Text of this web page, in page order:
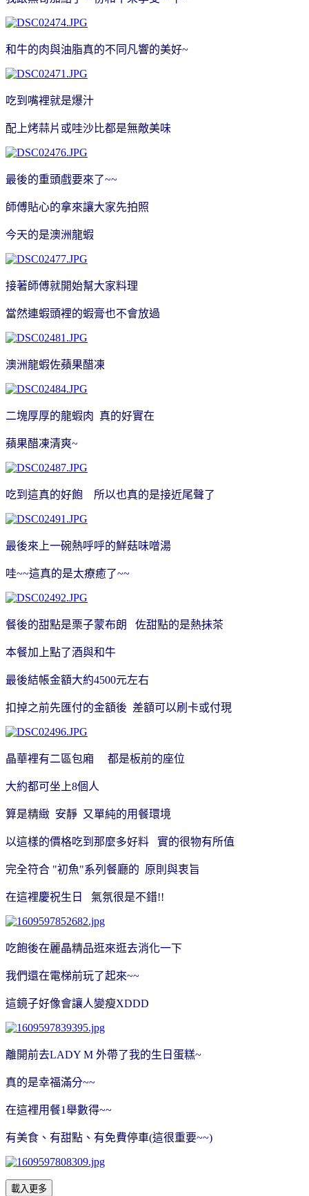
和牛的肉與油脂真的不同凡響的美好~
吃到嘴裡就是爆汁
配上烤蒜片或哇沙比都是無敵美味
最後的重頭戲要來了~~
師傅貼心的拿來讓大家先拍照
今天的是澳洲龍蝦
接著師傅就開始幫大家料理
當然連蝦頭裡的蝦膏也不會放過
澳洲龍蝦佐蘋果醋凍
二塊厚厚的龍蝦肉 真的好實在
蘋果醋凍清爽~
吃到這真的好飽 所以也真的是接近尾聲了
最後來上一碗熱呼呼的鮮菇味噌湯
哇~~這真的是太療癒了~~
餐後的甜點是栗子蒙布朗 佐甜點的是熱抺茶
本餐加上點了酒與和牛
最後結帳金額大約4500元左右
扣掉之前先匯付的金額後 差額可以刷卡或付現
晶華裡有二區包廂 都是板前的座位
大約都可坐上8個人
算是精緻 安靜 又單純的用餐環境
以這樣的價格吃到那麼多好料 實的很物有所值
完全符合 "初魚"系列餐廳的 原則與衷旨
在這裡慶祝生日 氣氛很是不錯!!
吃飽後在麗晶精品逛來逛去消化一下
我們還在電梯前玩了起來~~
這鏡子好像會讓人變瘦XDDD
離開前去LADY M 外帶了我的生日蛋糕~
真的是幸福滿分~~
在這裡用餐1舉數得~~
有美食、有甜點、有免費停車(這很重要~~)
載入更多